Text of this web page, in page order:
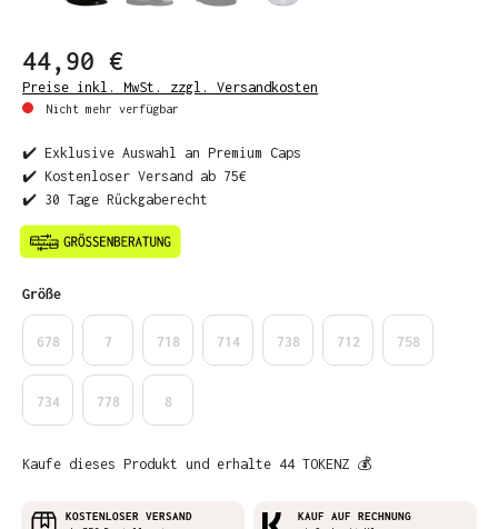
44,90 €
Preise inkl. MwSt. zzgl. Versandkosten
Nicht mehr verfügbar
✔️ Exklusive Auswahl an Premium Caps
✔️ Kostenloser Versand ab 75€
✔️ 30 Tage Rückgaberecht
Größeauswählen
678 7 718 714 738 712 758
734 778 8
Kaufe dieses Produkt und erhalte 44 TOKENZ 💰
KOSTENLOSER VERSAND
KAUF AUF RECHNUNG